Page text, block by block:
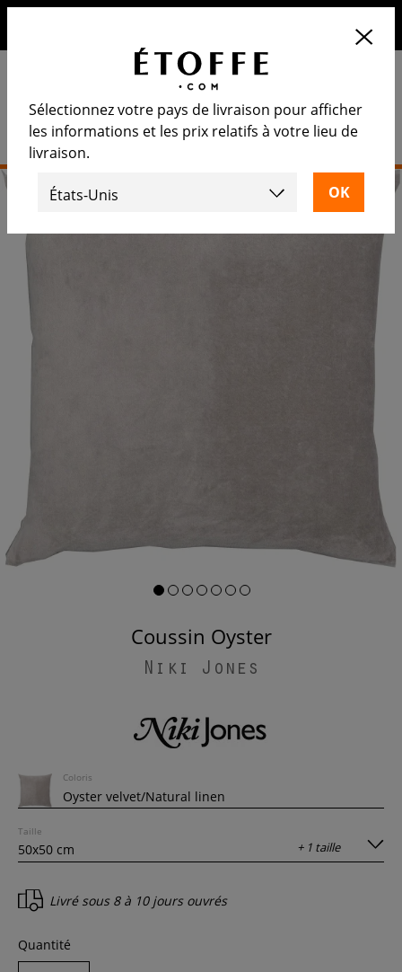
Coussin Oyster
Niki Jones
Coloris
+ 1 taille
Taille
Livré sous 8 à 10 jours ouvrés
Quantité
Sélectionnez votre pays de livraison pour afficher
les informations et les prix relatifs à votre lieu de
livraison.